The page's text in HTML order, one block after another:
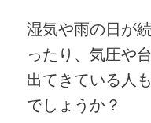
湿気や雨の日が
ったり、気圧や
出てきている人
でしょうか？